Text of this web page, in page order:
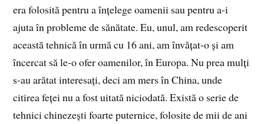
era folosită pentru a înțelege oamenii sau pentru a-i
ajuta în probleme de sănătate. Eu, unul, am redescoperit
această tehnică în urmă cu 16 ani, am învățat-o și am
încercat să le-o ofer oamenilor, în Europa. Nu prea mulți
s-au arătat interesați, deci am mers în China, unde
citirea feței nu a fost uitată niciodată. Există o serie de
tehnici chinezești foarte puternice, folosite de mii de ani